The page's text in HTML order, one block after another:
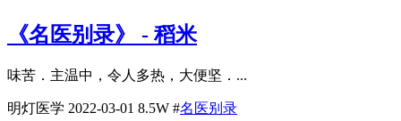
《名医别录》 - 稻米
味苦．主温中，令人多热，大便坚．...
明灯医学 2022-03-01 8.5W #名医别录